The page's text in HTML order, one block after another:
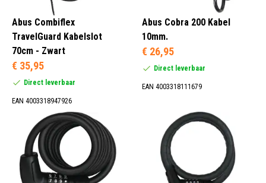
Abus Combiflex
TravelGuard Kabelslot
70cm - Zwart
€ 35,95
Direct leverbaar
EAN 4003318947926
Abus Cobra 200 Kabel
10mm.
€ 26,95
Direct leverbaar
EAN 4003318111679